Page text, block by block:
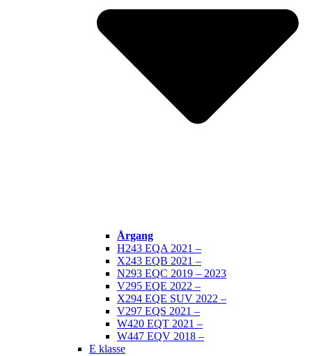
Årgang
H243 EQA 2021 –
X243 EQB 2021 –
N293 EQC 2019 – 2023
V295 EQE 2022 –
X294 EQE SUV 2022 –
V297 EQS 2021 –
W420 EQT 2021 –
W447 EQV 2018 –
E klasse